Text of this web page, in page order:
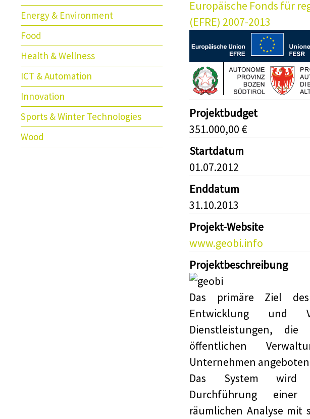
Energy & Environment
Food
Health & Wellness
ICT & Automation
Innovation
Sports & Winter Technologies
Wood
Europäische Fonds für
(EFRE) 2007-2013
Projektbudget
351.000,00 €
Startdatum
01.07.2012
Enddatum
31.10.2013
Projekt-Website
www.geobi.info
Projektbeschreibung
Das primäre Ziel
Entwicklung und
Dienstleistungen,
öffentlichen
Unternehmen
Das System wird
Durchführung
räumlichen Analyse mit